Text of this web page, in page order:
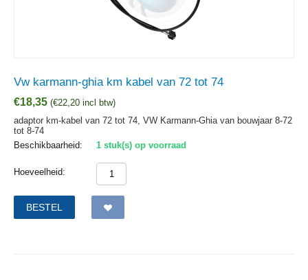
Vw karmann-ghia km kabel van 72 tot 74
€18,35 (€22,20 incl btw)
adaptor km-kabel van 72 tot 74, VW Karmann-Ghia van bouwjaar 8-72
tot 8-74
Beschikbaarheid:
1 stuk(s) op voorraad
Hoeveelheid:
BESTEL